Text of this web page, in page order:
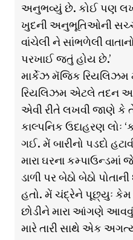
અનુભવ્યું છે. કોઈ પણ
ખુદની અનુભૂતિઓની
વાંચેલી ને સાંભળેલી
પરખાઈ જતું હોય છે.’
માર્કેઝ મૅજિક રિયલિઝમ
રિયલિઝમ એટલે તદન
એવી રીતે લખવી જાણે કે
કાલ્પનિક ઉદાહરણ લોઃ
ગઈ. મેં બારીનો પડદો
મારા ઘરના
ડાળી પર બેઠો બેઠો
હતો. મેં ચંદ્રેને પૂછ્યુઃ
છોડીને મારા આંગણે
મારે તારી સાથે એક